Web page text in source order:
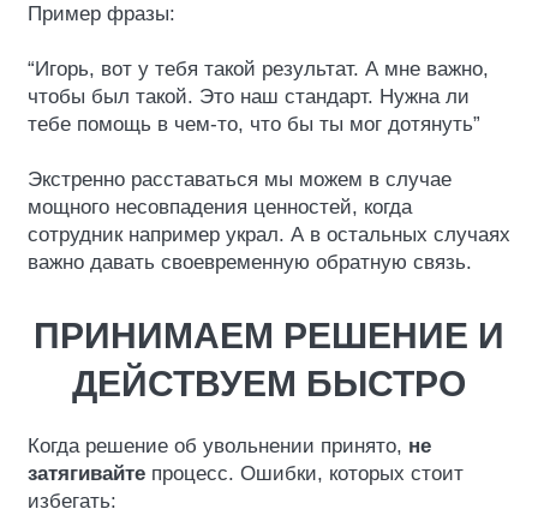
Пример фразы:
“Игорь, вот у тебя такой результат. А мне важно,
чтобы был такой. Это наш стандарт. Нужна ли
тебе помощь в чем-то, что бы ты мог дотянуть”
Экстренно расставаться мы можем в случае
мощного несовпадения ценностей, когда
сотрудник например украл. А в остальных случаях
важно давать своевременную обратную связь.
ПРИНИМАЕМ РЕШЕНИЕ И
ДЕЙСТВУЕМ БЫСТРО
Когда решение об увольнении принято, не
затягивайте процесс. Ошибки, которых стоит
избегать: